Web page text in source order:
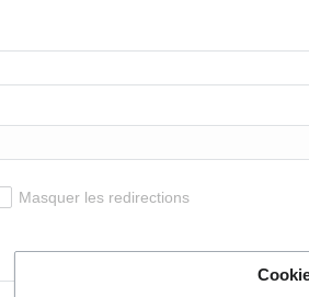
Masquer les redirections